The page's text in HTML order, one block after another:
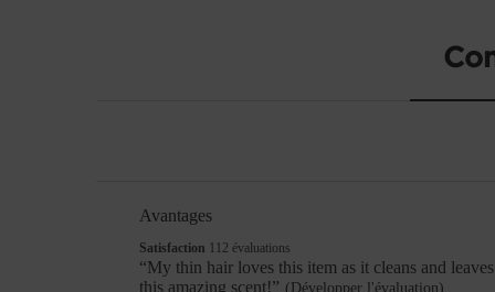
List
of
Avantages
Highlights
Avantages
satisfaction
112
évaluations
Satisfaction 112 évaluations
Review
snippet.
“My thin hair loves this item as it cleans and
this amazing scent!” (Développer l'évaluation)